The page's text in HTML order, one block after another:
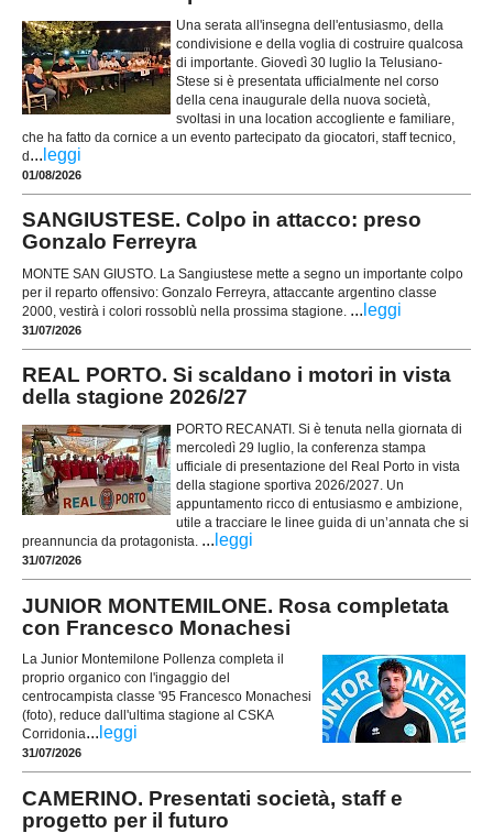
Una serata all'insegna dell'entusiasmo, della
condivisione e della voglia di costruire qualcosa
di importante. Giovedì 30 luglio la Telusiano-
Stese si è presentata ufficialmente nel corso
della cena inaugurale della nuova società,
svoltasi in una location accogliente e familiare,
che ha fatto da cornice a un evento partecipato da giocatori, staff tecnico,
d... leggi
01/08/2026
SANGIUSTESE. Colpo in attacco: preso
Gonzalo Ferreyra
MONTE SAN GIUSTO. La Sangiustese mette a segno un importante colpo
per il reparto offensivo: Gonzalo Ferreyra, attaccante argentino classe
2000, vestirà i colori rossoblù nella prossima stagione. ... leggi
31/07/2026
REAL PORTO. Si scaldano i motori in vista
della stagione 2026/27
PORTO RECANATI. Si è tenuta nella giornata di
mercoledì 29 luglio, la conferenza stampa
ufficiale di presentazione del Real Porto in vista
della stagione sportiva 2026/2027. Un
appuntamento ricco di entusiasmo e ambizione,
utile a tracciare le linee guida di un’annata che si
preannuncia da protagonista. ... leggi
31/07/2026
JUNIOR MONTEMILONE. Rosa completata
con Francesco Monachesi
La Junior Montemilone Pollenza completa il
proprio organico con l'ingaggio del
centrocampista classe '95 Francesco Monachesi
(foto), reduce dall'ultima stagione al CSKA
Corridonia... leggi
31/07/2026
CAMERINO. Presentati società, staff e
progetto per il futuro